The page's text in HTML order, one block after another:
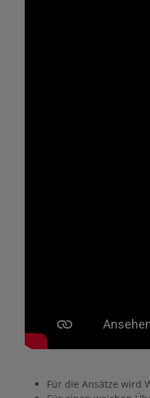
Für die Ansätze wird